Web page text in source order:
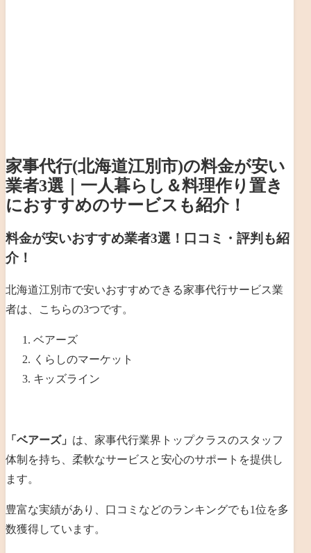
家事代行(北海道江別市)の料金が安い
業者3選｜一人暮らし＆料理作り置き
におすすめのサービスも紹介！
料金が安いおすすめ業者3選！口コミ・評判も紹
介！
北海道江別市で安いおすすめできる家事代行サービス業
者は、こちらの3つです。
ベアーズ
くらしのマーケット
キッズライン
「ベアーズ」 は、家事代行業界トップクラスのスタッフ
体制を持ち、柔軟なサービスと安心のサポートを提供し
ます。
豊富な実績があり、口コミなどのランキングでも1位を多
数獲得しています。